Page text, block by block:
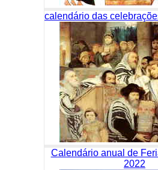
calendário das
Calendário anual de
2022